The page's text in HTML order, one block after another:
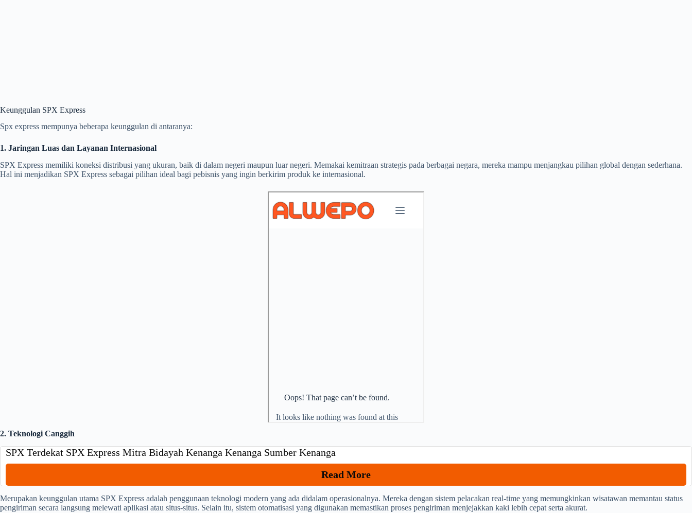
Keunggulan SPX Express
Spx express mempunya beberapa keunggulan di antaranya:
1. Jaringan Luas dan Layanan Internasional
SPX Express memiliki koneksi distribusi yang ukuran, baik di dalam negeri maupun luar negeri. Memakai kemitraan strategis pada berbagai negara, mereka mampu menjangkau pilihan global dengan sederhana.
Hal ini menjadikan SPX Express sebagai pilihan ideal bagi pebisnis yang ingin berkirim produk ke internasional.
2. Teknologi Canggih
SPX Terdekat SPX Express Mitra Bidayah Kenanga Kenanga Sumber Kenanga
Read More
Merupakan keunggulan utama SPX Express adalah penggunaan teknologi modern yang ada didalam operasionalnya. Mereka dengan sistem pelacakan real-time yang memungkinkan wisatawan memantau status
pengiriman secara langsung melewati aplikasi atau situs-situs. Selain itu, sistem otomatisasi yang digunakan memastikan proses pengiriman menjejakkan kaki lebih cepat serta akurat.